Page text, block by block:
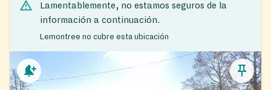
Lamentablemente, no estamos seguros de la
información a continuación.
Lemontree no cubre esta ubicación